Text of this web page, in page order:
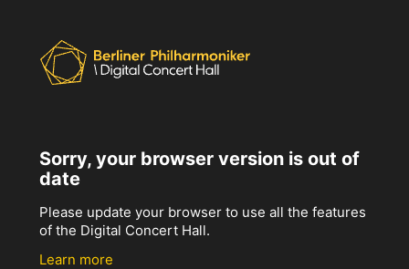
Sorry, your browser version is out of
date
Please update your browser to use all the features
of the Digital Concert Hall.
Learn more